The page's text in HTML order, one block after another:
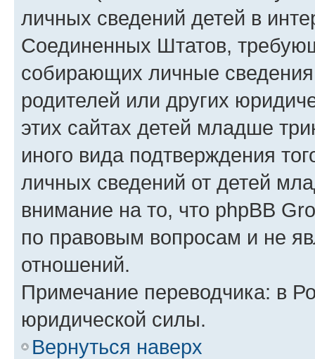
личных сведений детей в
Соединенных Штатов,
собирающих личные
родителей или других
этих сайтах детей младше
иного вида подтверждения
личных сведений от детей
внимание на то, что phpBB
по правовым вопросам и не
отношений.
Примечание переводчика: в
юридической силы.
Вернуться наверх